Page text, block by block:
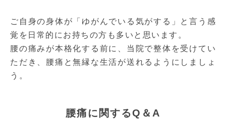
ご自身の身体が「ゆがんでいる気がする」と言う感
覚を日常的にお持ちの方も多いと思います。
腰の痛みが本格化する前に、当院で整体を受けてい
ただき、腰痛と無縁な生活が送れるようにしましょ
う。
腰痛に関するQ＆A